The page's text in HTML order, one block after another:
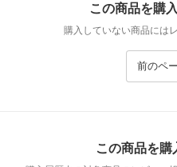
この商品を購
購入していない商品には
前のペ
この商品を購